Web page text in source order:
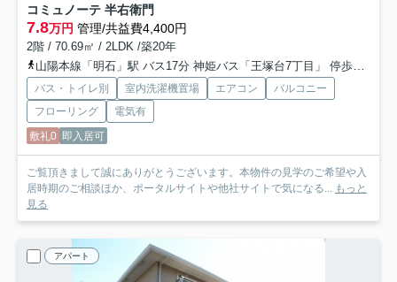
コミュノーテ 半右衛門
7.8万円 管理/共益費4,400円
2階 / 70.69㎡ / 2LDK /築20年
山陽本線「明石」駅 バス17分 神姫バス「王塚台7丁目」 停歩2分
バス・トイレ別 室内洗濯機置場 エアコン
バルコニー
フローリング
電気有
敷礼0 即入居可
ご覧頂きまして誠にありがとうございます。本物件の見学のご希望や入
居時期のご相談ほか、ポータルサイトや他社サイトで気になる...
もっと
見る
アパート